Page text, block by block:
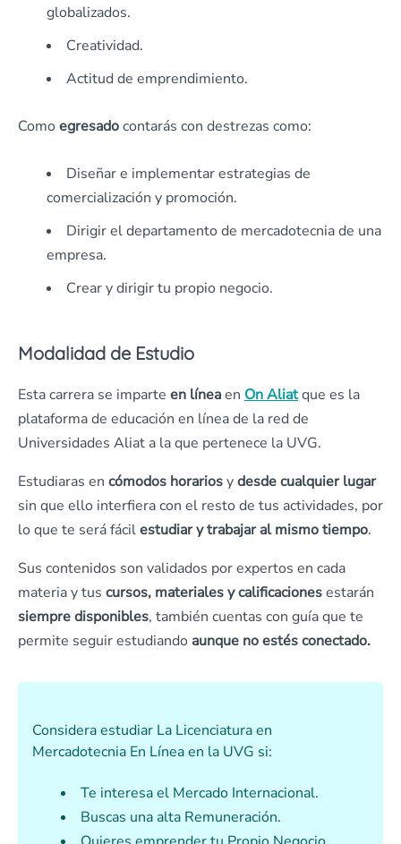
globalizados.
Creatividad.
Actitud de emprendimiento.
Como egresadocontarás con destrezas como:
Diseñar e implementar estrategias de
comercialización y promoción.
Dirigir el departamento de mercadotecnia de una
empresa.
Crear y dirigir tu propio negocio.
Modalidad de Estudio
Esta carrera se imparte en líneaen On Aliatque es la
plataforma de educación en línea de la red de
Universidades Aliat a la que pertenece la UVG.
Estudiaras en cómodos horariosydesde cualquier lugar
sin que ello interfiera con el resto de tus actividades, por
lo que te será fácilestudiar y trabajar al mismo tiempo.
Sus contenidos son validados por expertos en cada
materia y tus cursos, materiales y calificacionesestarán
siempre disponibles, también cuentas con guía que te
permite seguir estudiando aunque no estés conectado.
Considera estudiar La Licenciatura en
Mercadotecnia En Línea en la UVG si:
Te interesa el Mercado Internacional.
Buscas una alta Remuneración.